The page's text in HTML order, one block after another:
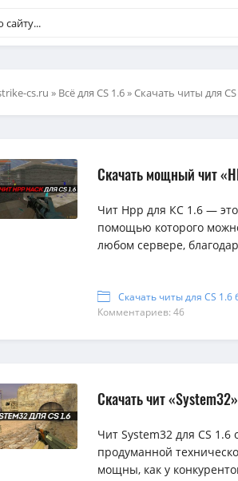
cs.ru » Всё для CS 1.6» Скачать читы для
Скачать мощный чит
Чит Hpp для КС 1.6 —
помощью которого
любом сервере,
Скачать читы для CS 1.6
Комментариев: 46
Скачать чит
Чит System32 для CS 1.6
продуманной
мощны, как у